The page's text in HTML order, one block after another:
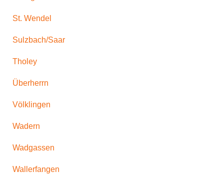
St. Wendel
Sulzbach/Saar
Tholey
Überherrn
Völklingen
Wadern
Wadgassen
Wallerfangen